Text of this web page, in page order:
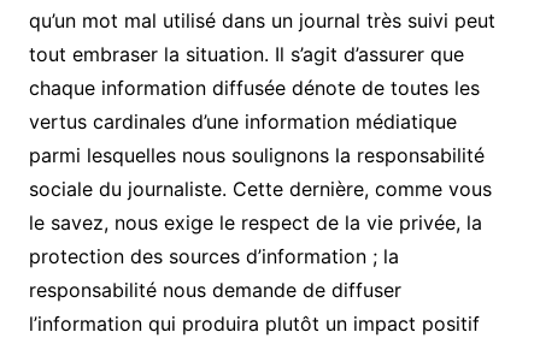
qu’un mot mal utilisé dans un journal très suivi peut
tout embraser la situation. Il s’agit d’assurer que
chaque information diffusée dénote de toutes les
vertus cardinales d’une information médiatique
parmi lesquelles nous soulignons la responsabilité
sociale du journaliste. Cette dernière, comme vous
le savez, nous exige le respect de la vie privée, la
protection des sources d’information ; la
responsabilité nous demande de diffuser
l’information qui produira plutôt un impact positif